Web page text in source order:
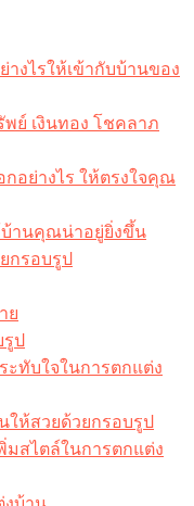
งไรให้เข้ากับบ้านของ
ย์ เงินทอง โชคลาภ
อย่างไร ให้ตรงใจคุณ
บ้านคุณน่าอยู่ยิ่งขึ้น
กรอบรูป
ย
รูป
ทับใจในการตกแต่ง
ให้สวยด้วยกรอบรูป
สไตล์ในการตกแต่ง